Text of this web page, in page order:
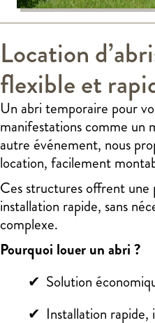
Location
flexible et
Un abri temporaire pour
manifestations comme un
autre événement, nous
location, facilement
Ces structures offrent
installation rapide, sans
complexe.
Pourquoi louer un abri ?
Solution
Installation rapide,